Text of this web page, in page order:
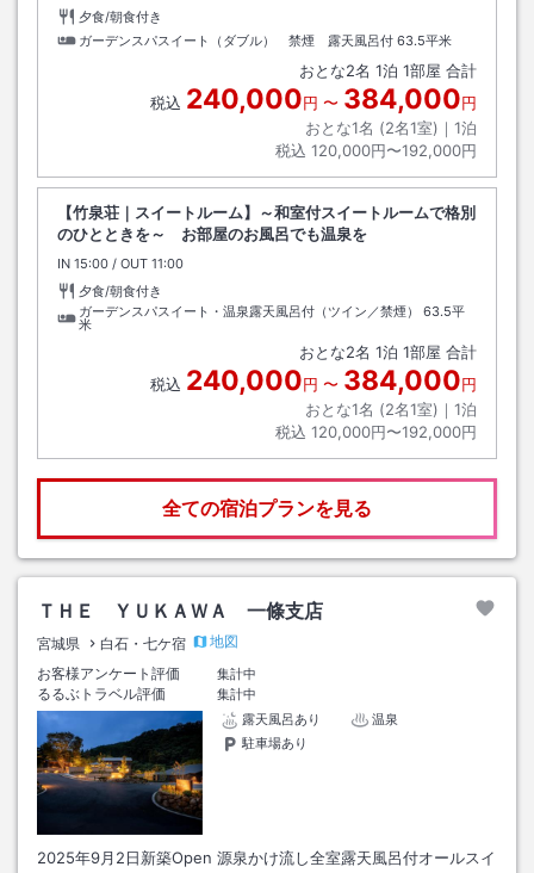
夕食/朝食付き
ガーデンスパスイート（ダブル） 禁煙 露天風呂付 63.5平米
おとな2名 1泊 1部屋 合計
税込 240,000円 〜 384,000円
おとな1名 (2名1室)｜ 1泊
税込 120,000円〜192,000円
【竹泉荘｜スイートルーム】～和室付スイートルームで格別
のひとときを～ お部屋のお風呂でも温泉を
IN チェックイン
15:00 / OUT チェックアウト
11:00
夕食/朝食付き
ガーデンスパスイート・温泉露天風呂付（ツイン／禁煙）
63.5平
米
おとな2名 1泊 1部屋 合計
税込 240,000円 〜 384,000円
おとな1名 (2名1室)｜ 1泊
税込 120,000円〜192,000円
全ての宿泊プランを見る
ＴＨＥ ＹＵＫＡＷＡ 一條支店
宮城県 白石・七ケ宿
地図
お客様アンケート評価
集計中
るるぶトラベル評価
集計中
露天風呂あり
温泉
駐車場あり
2025年9月2日新築Open 源泉かけ流し全室露天風呂付オールスイ